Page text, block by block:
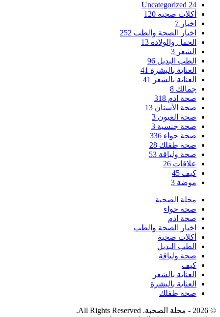
Uncategorized 24
أكلات صحية 120
اخبار 7
اخبار الصحة والطب 252
الحمل والولادة 13
الشعر 3
الطب البديل 96
العناية بالبشرة 41
العناية بالشعر 41
جمالك 8
صحة ادم 318
صحة الأسنان 13
صحة العيون 3
صحة جنسية 3
صحة حواء 336
صحة طفلك 28
صحة ولياقة 53
علاقات 26
كيف 45
موضة 3
مجلة الصحبة
صحة حواء
صحة ادم
اخبار الصحة والطب
أكلات صحية
الطب البديل
صحة ولياقة
كيف
العناية بالشعر
العناية بالبشرة
صحة طفلك
© 2026 - مجلة الصحبة. All Rights Reserved.